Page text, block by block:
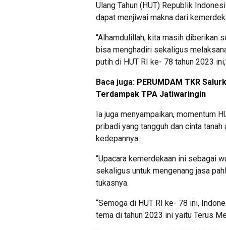
Ulang Tahun (HUT) Republik
dapat menjiwai makna dari
“Alhamdulillah, kita masih diberikan
bisa menghadiri sekaligus
putih di HUT RI ke- 78 tahun 2023
Baca juga: PERUMDAM TKR
Terdampak TPA Jatiwaringin
Ia juga menyampaikan, momentum
pribadi yang tangguh dan cinta
kedepannya.
“Upacara kemerdekaan ini sebagai
sekaligus untuk mengenang jasa
tukasnya.
“Semoga di HUT RI ke- 78 ini,
tema di tahun 2023 ini yaitu Terus